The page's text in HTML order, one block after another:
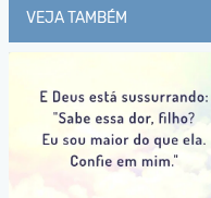
VEJA TAMBÉM